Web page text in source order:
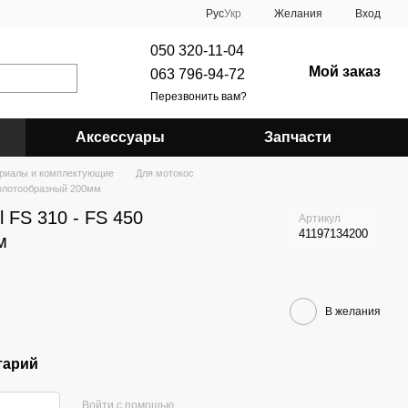
РусУкр Желания Вход
050 320-11-04
063 796-94-72
Перезвонить вам?
Мой заказ
Аксессуары Запчасти
и комплектующие
Для мотокос
200мм
FS 310 - FS 450
Артикул
41197134200
В желания
Войти с помощью